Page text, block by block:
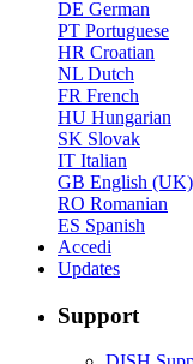
DE German
PT Portuguese
HR Croatian
NL Dutch
FR French
HU Hungarian
SK Slovak
IT Italian
GB English (UK)
RO Romanian
ES Spanish
Accedi
Updates
Support